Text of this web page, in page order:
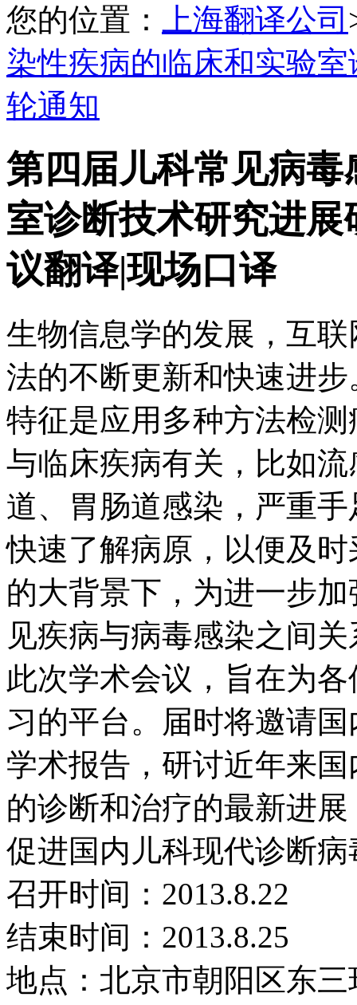
您的位置： 上海翻译公司
染性疾病的临床和实验
轮通知
第四届儿科常见病
室诊断技术研究进
议翻译|现场口译
生物信息学的发展，互
法的不断更新和快速进
特征是应用多种方法检
与临床疾病有关，比如
道、胃肠道感染，严重
快速了解病原，以便及
的大背景下，为进一步
见疾病与病毒感染之间
此次学术会议，旨在为
习的平台。届时将邀请
学术报告，研讨近年来
的诊断和治疗的最新进
促进国内儿科现代诊断
召开时间：2013.8.22
结束时间：2013.8.25
地点：北京市朝阳区东三